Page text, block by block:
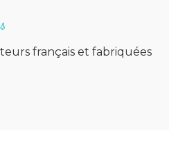
français et fabriquées